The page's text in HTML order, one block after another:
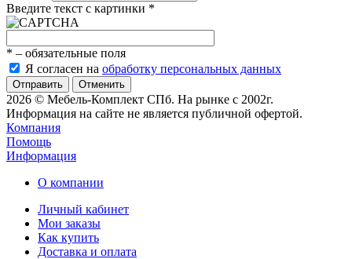
Введите текст с картинки *
* – обязательные поля
Я согласен на обработку персональных данных
Отменить
2026 © Мебель-Комплект СПб. На рынке с 2002г.
Информация на сайте не является публичной офертой.
Компания
Помощь
Информация
О компании
Личный кабинет
Мои заказы
Как купить
Доставка и оплата